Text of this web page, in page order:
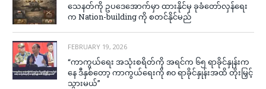
သေနတ်ကို ဥပဒေအောက်မှာ ထားနိုင်မှ ခုခံတော်လှန်ရေး
က Nation-building ကို စတင်နိုင်မည်
FEBRUARY 19, 2026
“ကာကွယ်ရေး အသုံးစရိတ်ကို အရင်က ၆၅ ရာခိုင်နှုန်းက
နေ ဒီနှစ်တော့ ကာကွယ်ရေးကို ၈၀ ရာခိုင်နှုန်းအထိ တိုးမြှင့်
သွားမယ်”